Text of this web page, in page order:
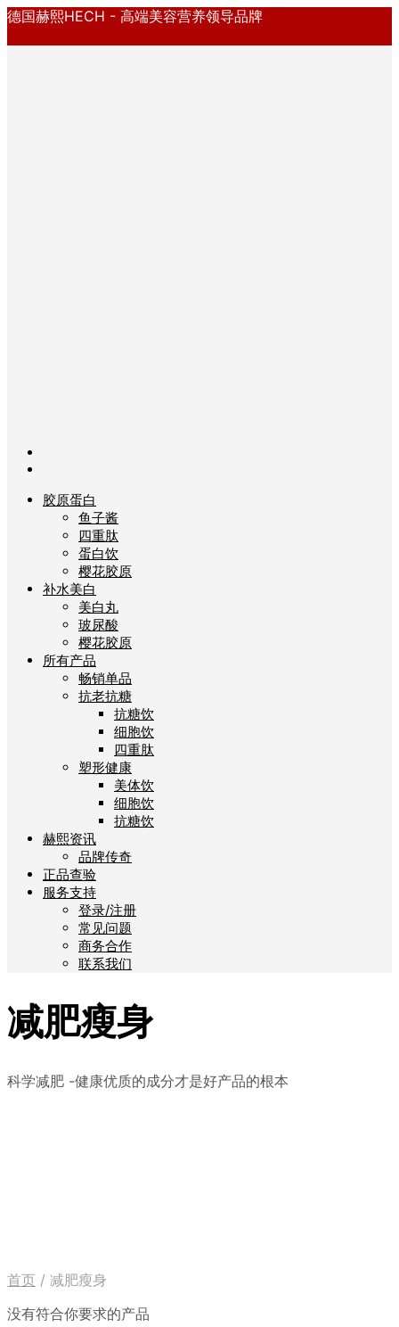
德国赫熙HECH - 高端美容营养领导品牌
胶原蛋白
鱼子酱
四重肽
蛋白饮
樱花胶原
补水美白
美白丸
玻尿酸
樱花胶原
所有产品
畅销单品
抗老抗糖
抗糖饮
细胞饮
四重肽
塑形健康
美体饮
细胞饮
抗糖饮
赫熙资讯
品牌传奇
正品查验
服务支持
登录/注册
常见问题
商务合作
联系我们
减肥瘦身
科学减肥 -健康优质的成分才是好产品的根本
首页 / 减肥瘦身
没有符合你要求的产品